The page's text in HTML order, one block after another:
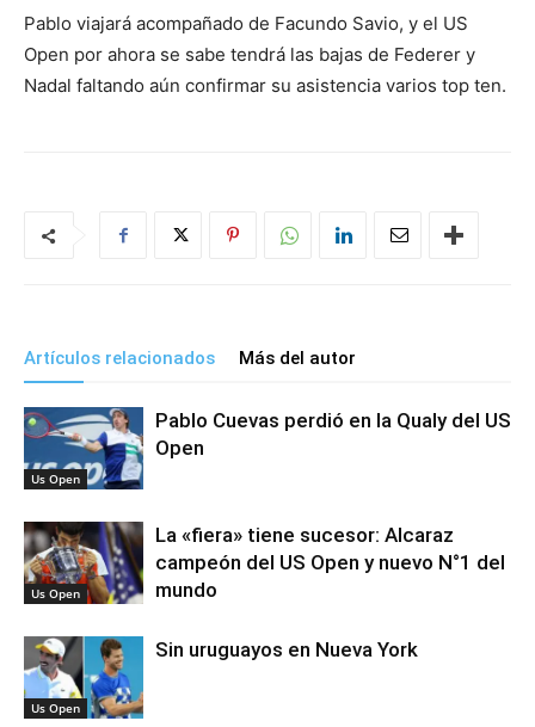
Pablo viajará acompañado de Facundo Savio, y el US
Open por ahora se sabe tendrá las bajas de Federer y
Nadal faltando aún confirmar su asistencia varios top ten.
Artículos relacionados Más del autor
Us Open
Pablo Cuevas perdió en la Qualy del US
Open
Us Open
La «fiera» tiene sucesor: Alcaraz
campeón del US Open y nuevo N°1 del
mundo
Us Open
Sin uruguayos en Nueva York